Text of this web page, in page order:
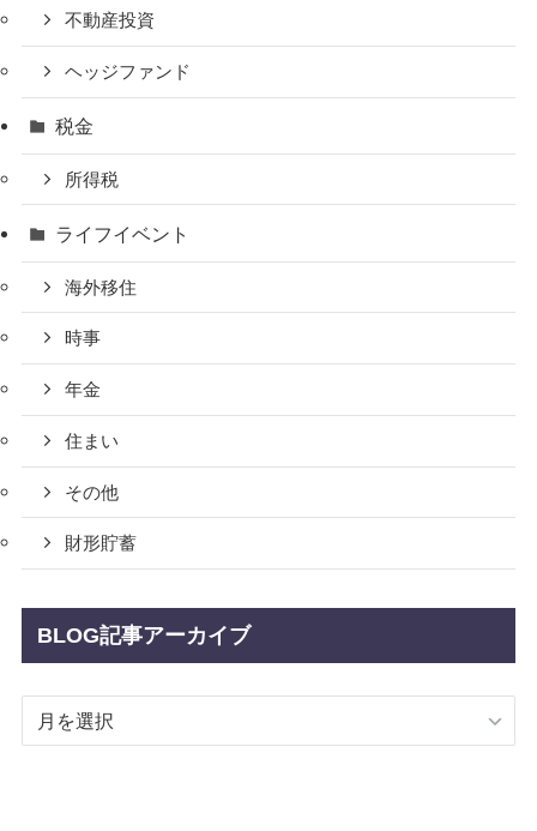
不動産投資
ヘッジファンド
税金
所得税
ライフイベント
海外移住
時事
年金
住まい
その他
財形貯蓄
BLOG記事アーカイブ
BLOG